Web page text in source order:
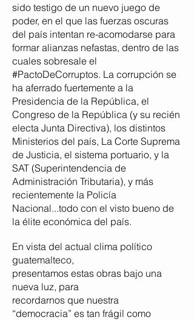
sido testigo de un nuevo juego de
poder, en el que las fuerzas oscuras
del país intentan re-acomodarse para
formar alianzas nefastas, dentro de las
cuales sobresale el
#PactoDeCorruptos. La corrupción se
ha aferrado fuertemente a la
Presidencia de la República, el
Congreso de la República (y su recién
electa Junta Directiva), los distintos
Ministerios del país, La Corte Suprema
de Justicia, el sistema portuario, y la
SAT (Superintendencia de
Administración Tributaria), y más
recientemente la Policía
Nacional...todo con el visto bueno de
la élite económica del país.
En vista del actual clima político
guatemalteco,
presentamos estas obras bajo una
nueva luz, para
recordarnos que nuestra
“democracia” es tan frágil como